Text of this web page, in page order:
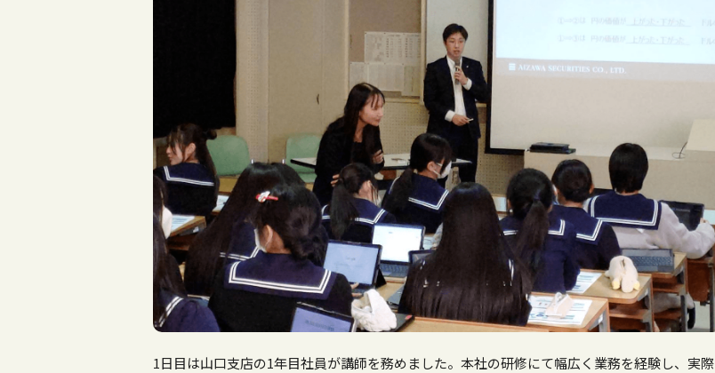
1日目は山口支店の1年目社員が講師を務めました。本社の研修にて幅広く業務を経験し、実際